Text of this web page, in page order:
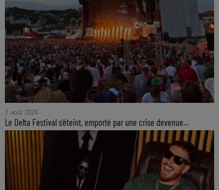
7 août 2026
Le Delta Festival s'éteint, emporté par une crise devenue...